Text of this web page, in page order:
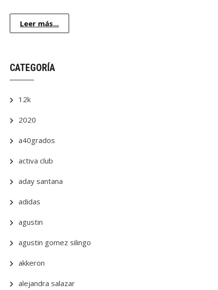
Leer más...
CATEGORÍA
12k
2020
a40grados
activa club
aday santana
adidas
agustin
agustin gomez silingo
akkeron
alejandra salazar